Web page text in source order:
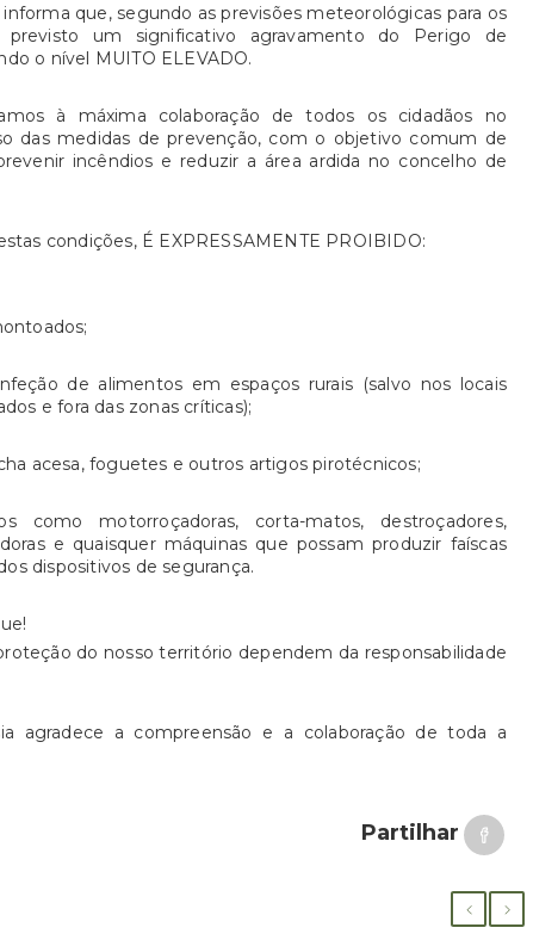
que, segundo as previsões meteorológicas para os
previsto um significativo agravamento do Perigo de
o nível MUITO ELEVADO.
à máxima colaboração de todos os cidadãos no
das medidas de prevenção, com o objetivo comum de
incêndios e reduzir a área ardida no concelho de
condições, É EXPRESSAMENTE PROIBIDO:
de alimentos em espaços rurais (salvo nos locais
e fora das zonas críticas);
acesa, foguetes e outros artigos pirotécnicos;
como motorroçadoras, corta-matos, destroçadores,
e quaisquer máquinas que possam produzir faíscas
dispositivos de segurança.
do nosso território dependem da responsabilidade
agradece a compreensão e a colaboração de toda a
Partilhar